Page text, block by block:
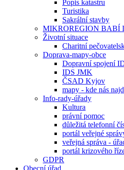
Popis katastru
Turistika
Sakrální stavby
MIKROREGION BABÍ
Životní situace
Charitní
Doprava-mapy-obce
Dopravní spojení
IDS JMK
ČSAD Kyjov
mapy - kde nás
Info-rady-úřady
Kultura
právní pomoc
důležitá telefonní
portál veřejné
veřejná správa -
portál krizového
GDPR
Obecní úřad